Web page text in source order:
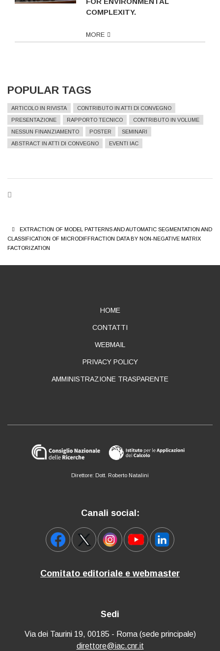
COMPLEXITY.
MORE
POPULAR TAGS
ARTICOLO IN RIVISTA
CONTRIBUTO IN ATTI DI CONVEGNO
PRESENTAZIONE
RAPPORTO TECNICO
CONTRIBUTO IN VOLUME
NESSUN FINANZIAMENTO
POSTER
SEMINARI
ABSTRACT IN ATTI DI CONVEGNO
EVENTI IAC
BREADCRUMB
EXTRACTION OF MODEL PATTERNS AND AUTOMATIC SEGMENTATION AND
CLASSIFICATION OF MICRODIFFRACTION DATA BY NON-NEGATIVE MATRIX
FACTORIZATION
HOME
CONTATTI
WEBMAIL
PRIVACY POLICY
AMMINISTRAZIONE TRASPARENTE
Direttore: Dott. Roberto Natalini
Canali social:
Comitato editoriale e webmaster
Sedi
Via dei Taurini 19, 00185 - Roma (sede principale)
direttore@iac.cnr.it